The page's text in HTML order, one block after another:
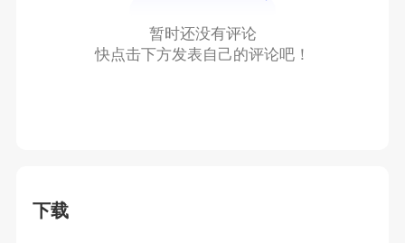
暂时还没有评论
快点击下方发表自己的评论吧！
下载